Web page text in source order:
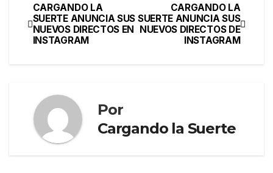
CARGANDO LA
SUERTE ANUNCIA SUS
NUEVOS DIRECTOS DE
INSTAGRAM
CARGANDO LA
SUERTE ANUNCIA SUS
NUEVOS DIRECTOS EN
INSTAGRAM
Por
Cargando la Suerte